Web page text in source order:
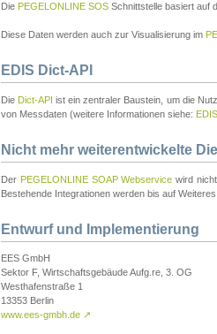
Die PEGELONLINE SOS Schnittstelle basiert auf
Diese Daten werden auch zur Visualisierung im
EDIS Dict-API
Die Dict-API ist ein zentraler Baustein, um die
von Messdaten (weitere Informationen siehe: EDIS
Nicht mehr weiterentwickelte
Der PEGELONLINE SOAP Webservice wird
Bestehende Integrationen werden bis auf
Entwurf und Implementierung
EES GmbH
Sektor F, Wirtschaftsgebäude Aufg.re, 3. OG
Westhafenstraße 1
13353 Berlin
www.ees-gmbh.de ↗